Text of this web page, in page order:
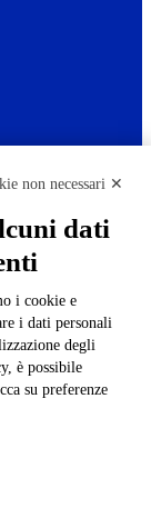
Spaggiari
Media
non necessari ✕
dati
i cookie e
i dati personali
degli
è possibile
su preferenze